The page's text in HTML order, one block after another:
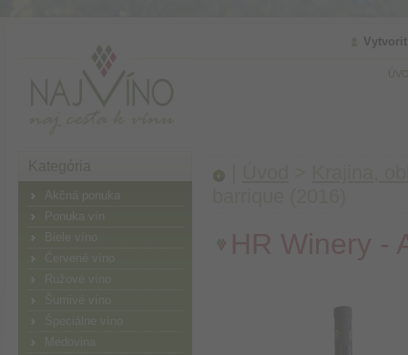
Kategória
Akčná ponuka
Ponuka vín
Biele víno
Červené víno
Ružové víno
Šumivé víno
Špeciálne víno
Medovina
HR Winery -